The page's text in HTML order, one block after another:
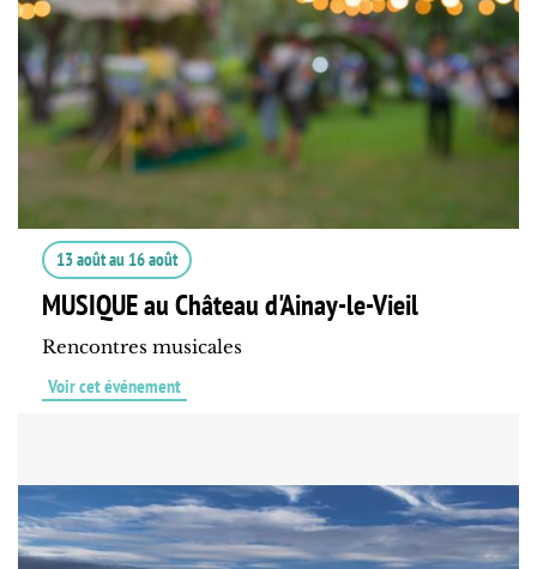
13 aoûtau 16 août
MUSIQUE au Château d'Ainay-le-Vieil
Rencontres musicales
Voir cet événement